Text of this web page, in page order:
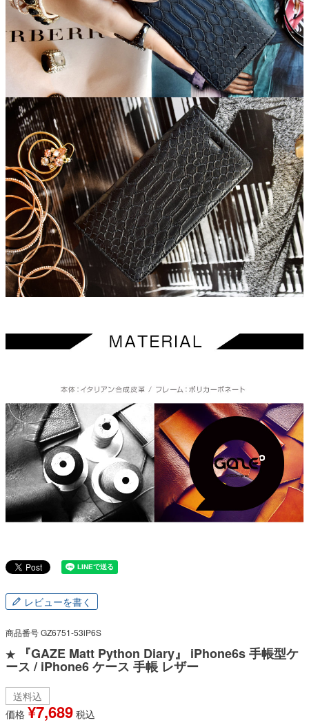
レビューを書く
商品番号GZ6751-53iP6S
★ 『GAZE Matt Python Diary』 iPhone6s 手帳型ケ
ース / iPhone6 ケース 手帳 レザー
送料込
価格 ¥7,689 税込